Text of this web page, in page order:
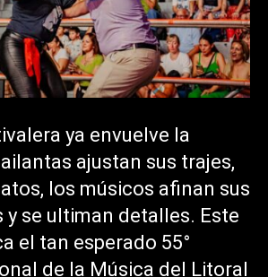
ya envuelve la
ajustan sus trajes,
los músicos afinan sus
se ultiman detalles. Este
el tan esperado 55°
de la Música del Litoral